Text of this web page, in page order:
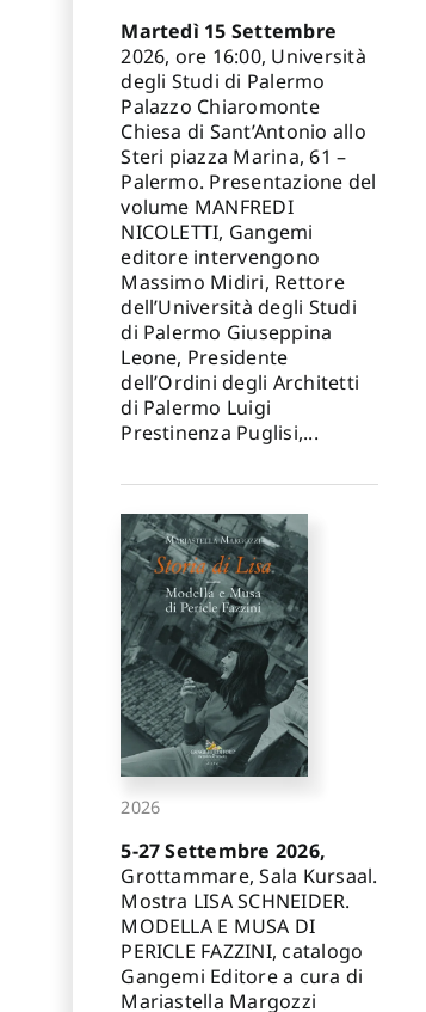
Martedì 15 Settembre
2026, ore 16:00, Università
degli Studi di Palermo
Palazzo Chiaromonte
Chiesa di Sant’Antonio allo
Steri piazza Marina, 61 –
Palermo. Presentazione del
volume MANFREDI
NICOLETTI, Gangemi
editore intervengono
Massimo Midiri, Rettore
dell’Università degli Studi
di Palermo Giuseppina
Leone, Presidente
dell’Ordini degli Architetti
di Palermo Luigi
Prestinenza Puglisi,...
2026
5-27 Settembre 2026,
Grottammare, Sala Kursaal.
Mostra LISA SCHNEIDER.
MODELLA E MUSA DI
PERICLE FAZZINI, catalogo
Gangemi Editore a cura di
Mariastella Margozzi